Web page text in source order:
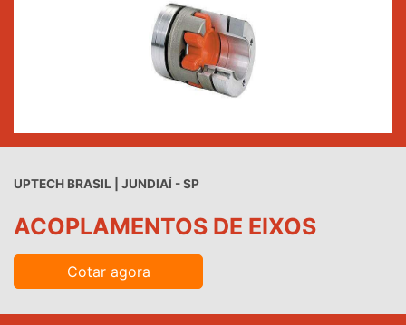
UPTECH BRASIL | JUNDIAÍ - SP
ACOPLAMENTOS DE EIXOS
Cotar agora